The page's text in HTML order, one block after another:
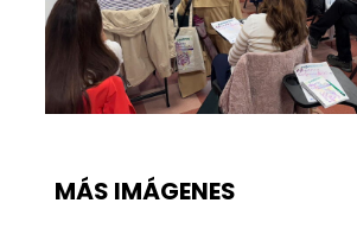
MÁS IMÁGENES